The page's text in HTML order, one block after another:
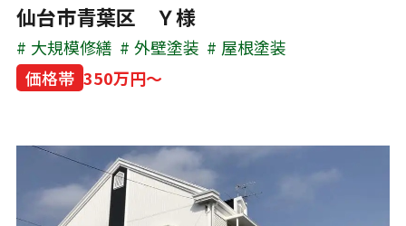
仙台市青葉区 Ｙ様
大規模修繕 外壁塗装
屋根塗装
価格帯 350万円～